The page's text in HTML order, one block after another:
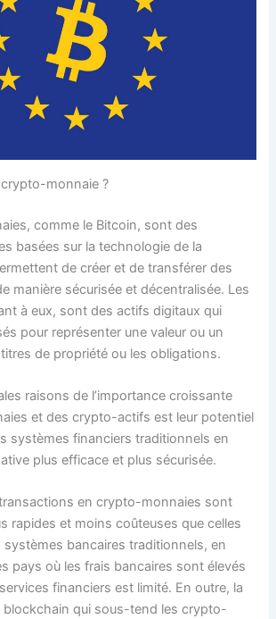
crypto-monnaie ?
comme le Bitcoin, sont des
basées sur la technologie de la
de créer et de transférer des
manière sécurisée et décentralisée. Les
à eux, sont des actifs digitaux qui
pour représenter une valeur ou un
de propriété ou les obligations.
raisons de l’importance croissante
et des crypto-actifs est leur potentiel
systèmes financiers traditionnels en
plus efficace et plus sécurisée.
en crypto-monnaies sont
rapides et moins coûteuses que celles
systèmes bancaires traditionnels, en
pays où les frais bancaires sont élevés
financiers est limité. En outre, la
blockchain qui sous-tend les crypto-